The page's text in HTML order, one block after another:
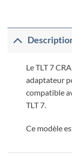
Le TLT 7
adaptateur
compatible
TLT 7.
Ce modèle